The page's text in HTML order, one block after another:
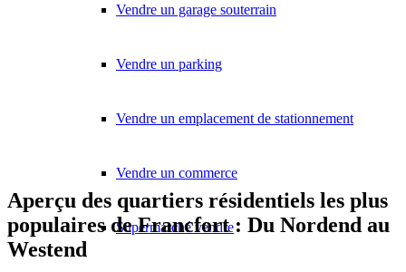
Vendre un garage souterrain
Vendre un parking
Vendre un emplacement de stationnement
Vendre un commerce
Supermarché vendre
Aperçu des quartiers résidentiels les plus
populaires de Francfort : Du Nordend au
Westend